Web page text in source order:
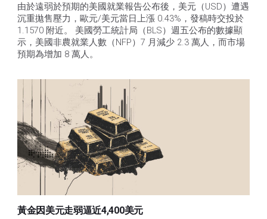
由於遠弱於預期的美國就業報告公布後，美元（USD）遭遇
沉重拋售壓力，歐元/美元當日上漲 0.43%，發稿時交投於
1.1570 附近。 美國勞工統計局（BLS）週五公布的數據顯
示，美國非農就業人數（NFP）7 月減少 2.3 萬人，而市場
預期為增加 8 萬人。
黃金因美元走弱逼近4,400美元